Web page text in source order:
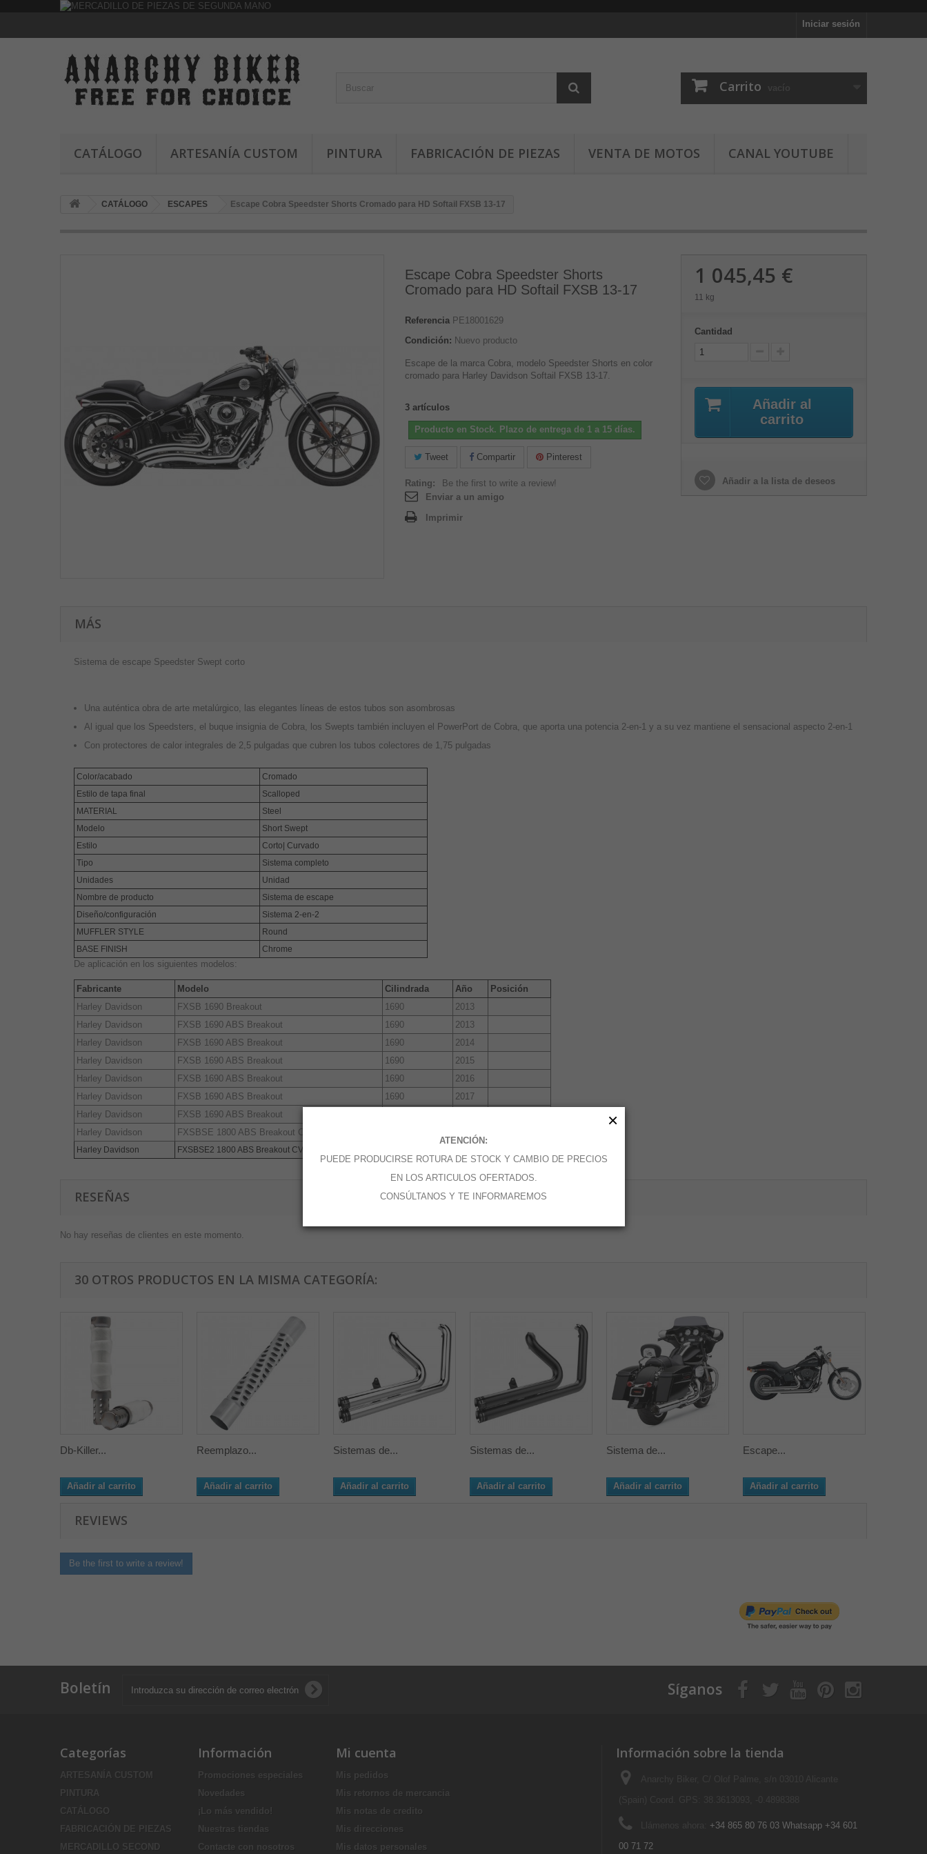
Iniciar sesión
Carrito vacío
CATÁLOGO ARTESANÍA CUSTOM PINTURA FABRICACIÓN DE PIEZAS VENTA DE MOTOS CANAL YOUTUBE
CATÁLOGO ESCAPES Escape Cobra Speedster Shorts Cromado para HD Softail FXSB 13-17
Escape Cobra Speedster Shorts
Cromado para HD Softail FXSB 13-17
Referencia PE18001629
Condición: Nuevo producto
Escape de la marca Cobra, modelo Speedster Shorts en color
cromado para Harley Davidson Softail FXSB 13-17.
3 artículos
Producto en Stock. Plazo de entrega de 1 a 15 días.
Tweet Compartir Pinterest
Rating:
Be the first to write a review!
Enviar a un amigo
Imprimir
1 045,45 €
11 kg
Cantidad
Añadir al
carrito
Añadir a la lista de deseos
MÁS
Sistema de escape Speedster Swept corto
Una auténtica obra de arte metalúrgico, las elegantes líneas de estos tubos son asombrosas
Al igual que los Speedsters, el buque insignia de Cobra, los Swepts también incluyen el PowerPort de Cobra, que aporta una potencia 2-en-1 y a su vez mantiene el sensacional aspecto 2-en-1
Con protectores de calor integrales de 2,5 pulgadas que cubren los tubos colectores de 1,75 pulgadas
Color/acabado
Cromado
Estilo de tapa final
Scalloped
MATERIAL
Steel
Modelo
Short Swept
Estilo
Corto| Curvado
Tipo
Sistema completo
Unidades
Unidad
Nombre de producto
Sistema de escape
Diseño/configuración
Sistema 2-en-2
MUFFLER STYLE
Round
BASE FINISH
Chrome
De aplicación en los siguientes modelos:
Fabricante Modelo Cilindrada Año
Posición
Harley Davidson
FXSB 1690 Breakout 1690
2013
Harley Davidson
FXSB 1690 ABS Breakout 1690
2013
Harley Davidson
FXSB 1690 ABS Breakout 1690
2014
Harley Davidson
FXSB 1690 ABS Breakout 1690
2015
Harley Davidson
FXSB 1690 ABS Breakout 1690
2016
Harley Davidson
FXSB 1690 ABS Breakout 1690
2017
Harley Davidson
FXSB 1690 ABS Breakout
Harley Davidson
FXSBSE 1800 ABS Breakout CVO
Harley Davidson FXSBSE2 1800 ABS Breakout CVO
RESEÑAS
No hay reseñas de clientes en este momento.
30 OTROS PRODUCTOS EN LA MISMA CATEGORÍA:
Db-Killer...
Añadir al carrito
Reemplazo...
Añadir al carrito
Sistemas de...
Añadir al carrito
Sistemas de...
Añadir al carrito
Sistema de...
Añadir al carrito
Escape...
Añadir al carrito
REVIEWS
Be the first to write a review!
Boletín Síganos
Categorías
ARTESANÍA CUSTOM
PINTURA
CATÁLOGO
FABRICACIÓN DE PIEZAS
MERCADILLO SECOND
Información
Promociones especiales
Novedades
¡Lo más vendido!
Nuestras tiendas
Contacte con nosotros
Mi cuenta
Mis pedidos
Mis retornos de mercancia
Mis notas de credito
Mis direcciones
Mis datos personales
Información sobre la tienda
+34 865 80 76 03 Whatsapp +34 601
00 71 72
ATENCIÓN:
PUEDE PRODUCIRSE ROTURA DE STOCK Y CAMBIO DE PRECIOS
EN LOS ARTICULOS OFERTADOS.
CONSÚLTANOS Y TE INFORMAREMOS
×